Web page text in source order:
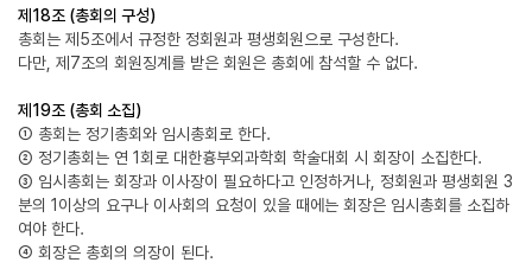
제18조 (총회의 구성)
총회는 제5조에서 규정한 정회원과 평생회원으로 구성한다.
다만, 제7조의 회원징계를 받은 회원은 총회에 참석할 수 없다.
제19조 (총회 소집)
① 총회는 정기총회와 임시총회로 한다.
② 정기총회는 연 1회로 대한흉부외과학회 학술대회 시 회장이 소집한다.
③ 임시총회는 회장과 이사장이 필요하다고 인정하거나, 정회원과 평생회원 3
분의 1이상의 요구나 이사회의 요청이 있을 때에는 회장은 임시총회를 소집하
여야 한다.
④ 회장은 총회의 의장이 된다.